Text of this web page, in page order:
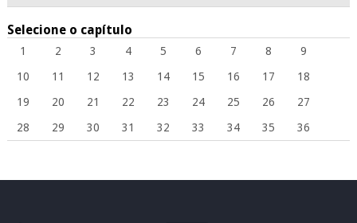
Selecione o capítulo
1 2 3 4 5 6 7 8
9
10
11 12 13 14 15 16 17
18
19
20 21 22 23 24 25 26
27
28
29 30 31 32 33 34 35 36